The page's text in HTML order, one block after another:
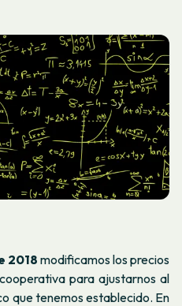
2018 modificamos los precios
para ajustarnos al
que tenemos establecido. En